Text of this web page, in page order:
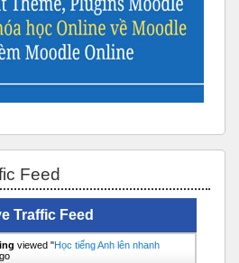
Feed
Traffic Feed
viewed "Học tiếng Anh lên nhanh